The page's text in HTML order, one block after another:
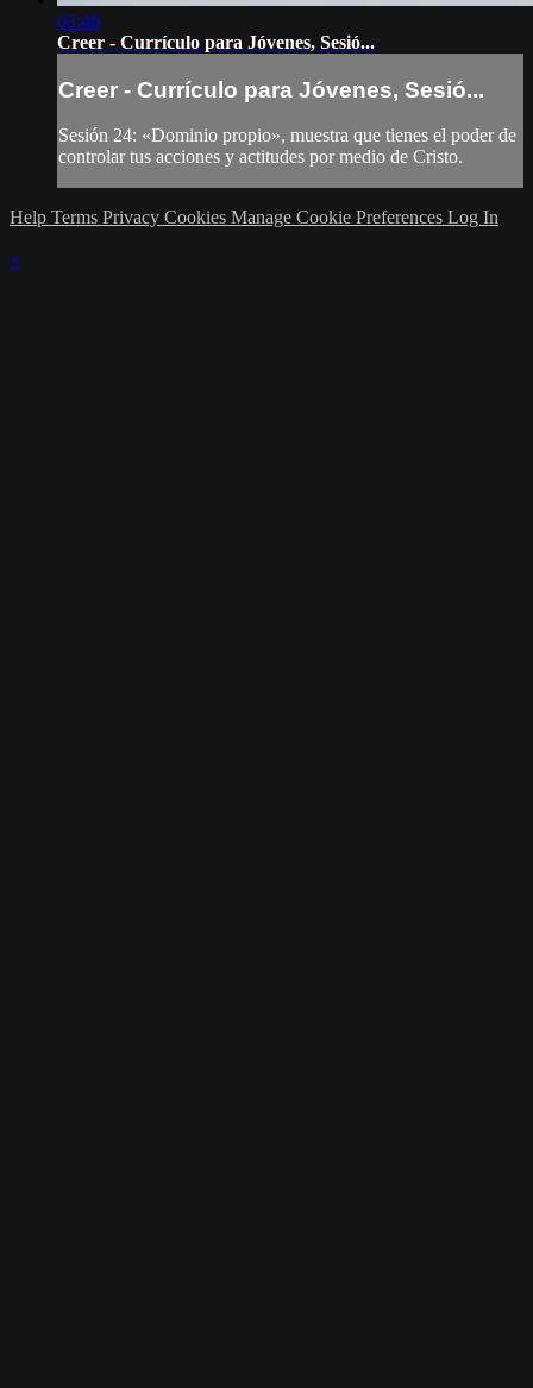
03:46
Creer - Currículo para Jóvenes, Sesió...
Creer - Currículo para Jóvenes, Sesió...
Sesión 24: «Dominio propio», muestra que tienes el poder de
controlar tus acciones y actitudes por medio de Cristo.
Help Terms Privacy Cookies Manage Cookie Preferences Log In
×